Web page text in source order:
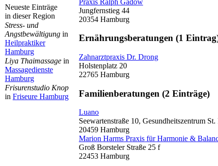
Neueste Einträge
in dieser Region
Stress- und
Angstbewältigung in
Heilpraktiker
Hamburg
Liya Thaimassage in
Massagedienste
Hamburg
Frisurenstudio Knop
in Friseure Hamburg
Jungfernstieg 44
20354 Hamburg
Ernährungsberatungen (1
Zahnarztpraxis Dr. Drong
Holstenplatz 20
22765 Hamburg
Familienberatungen (2 Einträge)
Luano
Seewartenstraße 10, Gesundheitszentrum St.
20459 Hamburg
Marion Harms Praxis für Harmonie &
Groß Borsteler Straße 25 f
22453 Hamburg